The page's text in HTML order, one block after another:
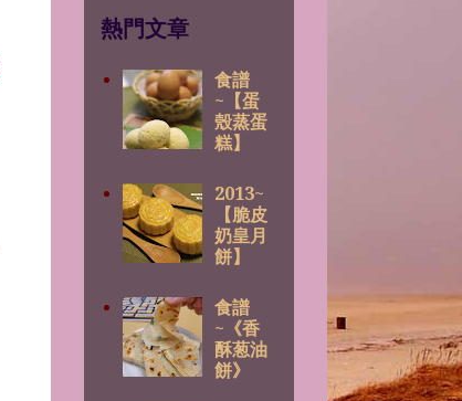
熱門文章
食譜
~【蛋
殼蒸蛋
糕】
2013~
【脆皮
奶皇月
餅】
食譜
~《香
酥葱油
餅》